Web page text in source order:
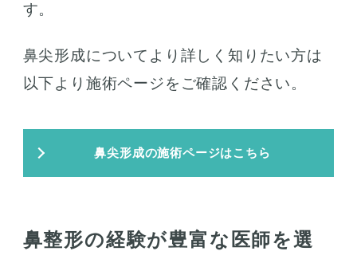
す。
鼻尖形成についてより詳しく知りたい方は
以下より施術ページをご確認ください。
鼻尖形成の施術ページはこちら
鼻整形の経験が豊富な医師を選